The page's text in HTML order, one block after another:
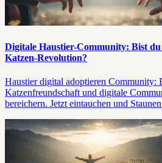
Digitale Haustier-Community: Bist
Katzen-Revolution?
Haustier digital adoptieren Community:
Katzenfreundschaft und digitale
bereichern. Jetzt eintauchen und